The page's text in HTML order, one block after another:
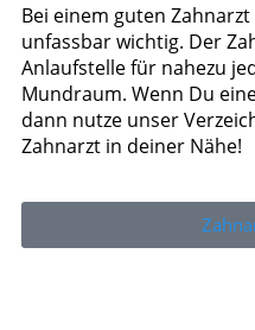
Bei einem guten
unfassbar wichtig. Der
Anlaufstelle für nahezu
Mundraum. Wenn Du
dann nutze unser
Zahnarzt in deiner Nähe!